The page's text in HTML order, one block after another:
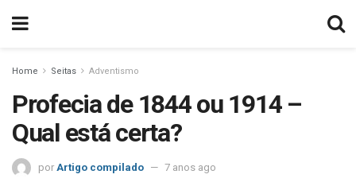
Home Seitas Adventismo
Profecia de 1844 ou 1914 –
Qual está certa?
por Artigo compilado 7 anos ago